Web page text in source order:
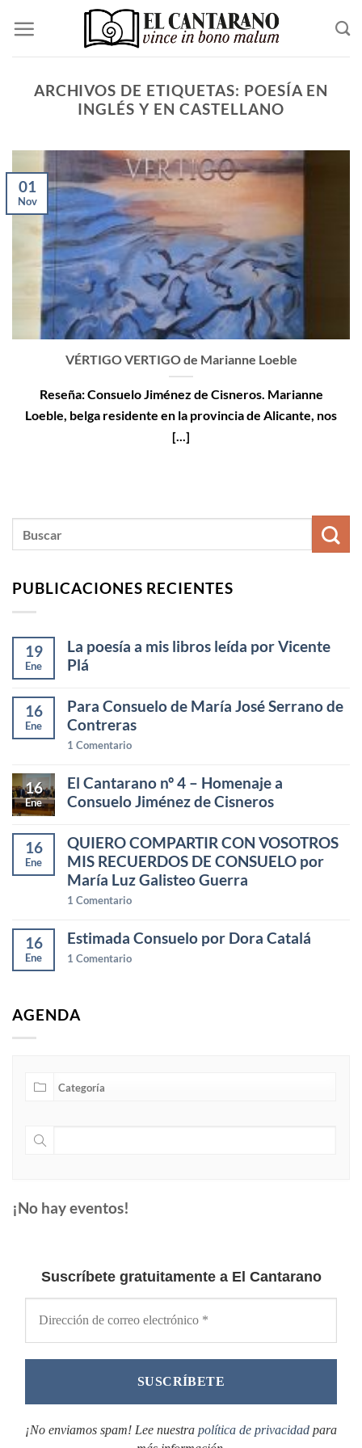
contenido
ARCHIVOS DE ETIQUETAS: POESÍA EN
INGLÉS Y EN CASTELLANO
VÉRTIGO VERTIGO de Marianne Loeble
Reseña: Consuelo Jiménez de Cisneros. Marianne
Loeble, belga residente en la provincia de Alicante, nos
[...]
01
Nov
PUBLICACIONES RECIENTES
19
Ene
La poesía a mis libros leída por Vicente
Plá
16
Ene
Para Consuelo de María José Serrano de
Contreras
1 Comentario
16
Ene
El Cantarano nº 4 – Homenaje a
Consuelo Jiménez de Cisneros
16
Ene
QUIERO COMPARTIR CON VOSOTROS
MIS RECUERDOS DE CONSUELO por
María Luz Galisteo Guerra
1 Comentario
16
Ene
Estimada Consuelo por Dora Catalá
1 Comentario
AGENDA
¡No hay eventos!
Suscríbete gratuitamente a El Cantarano
¡No enviamos spam! Lee nuestra política de privacidad para